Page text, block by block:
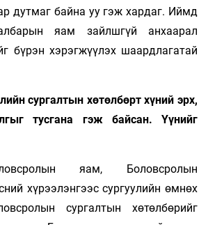
дутмаг байна уу гэж хардаг. Иймд
яам зайлшгүй анхаарал
бүрэн хэрэгжүүлэх шаардлагатай
сургалтын хөтөлбөрт хүний эрх,
тусгана гэж байсан. Үүнийг
яам, Боловсролын
хүрээлэнгээс сургуулийн өмнөх
сургалтын хөтөлбөрийг